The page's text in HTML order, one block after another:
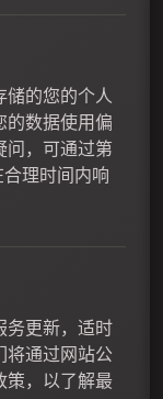
储的您的个人
的数据使用偏
问，可通过第
理时间内响
务更新，适时
将通过网站公
策，以了解最